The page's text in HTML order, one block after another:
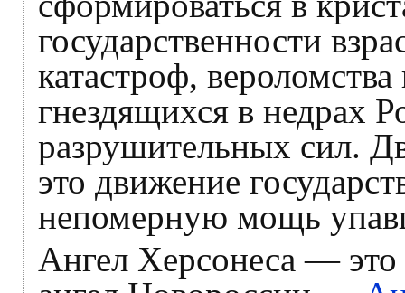
государственности
катастроф,
гнездящихся в недрах
разрушительных сил.
это движение
непомерную мощь
Ангел Херсонеса — это